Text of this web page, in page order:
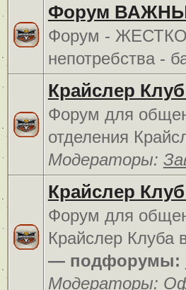
Форум
Форум - ЖЕСТКО
непотребства -
Крайслер
Форум для
отделения
Модераторы:
Крайслер
Форум для
Крайслер Клуба
— подфорумы:
Модераторы: